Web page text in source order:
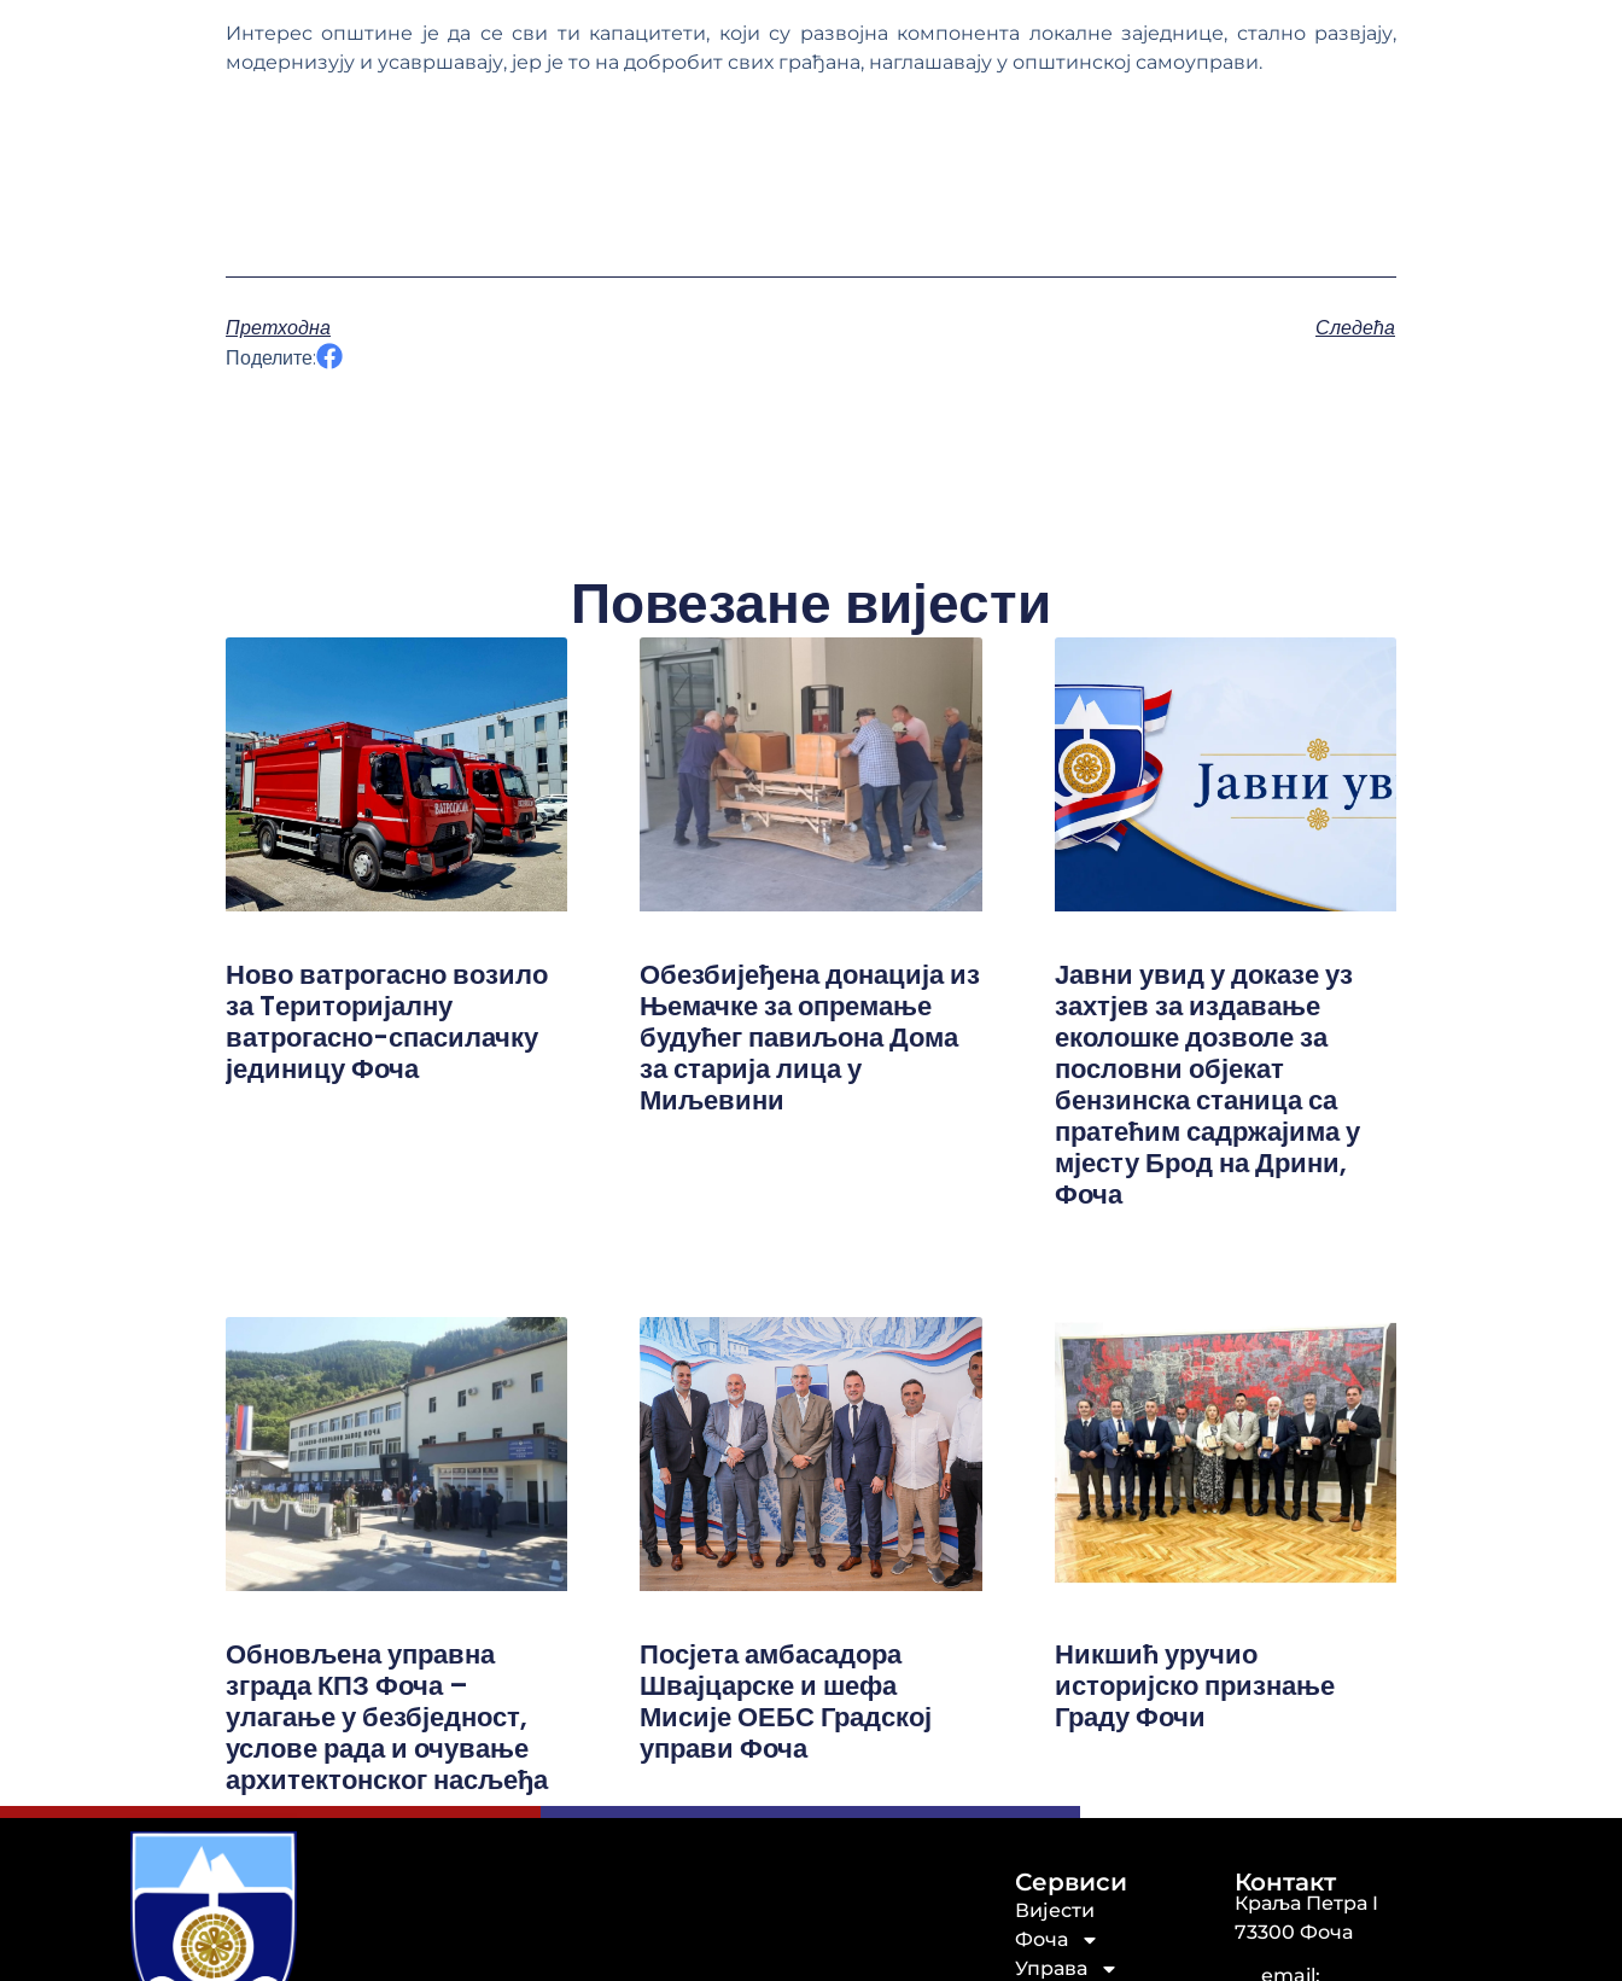
Интерес општине је да се сви ти капацитети, који су развојна компонента локалне заједнице, стално развјају,
модернизују и усавршавају, јер је то на добробит свих грађана, наглашавају у општинској самоуправи.
Претходна
Следећа
Поделите:
Повезане вијести
Ново ватрогасно возило
за Tериторијалну
ватрогасно-спасилачку
јединицу Фоча
Обезбијеђена донација из
Њемачке за опремање
будућег павиљона Дома
за старија лица у
Миљевини
Јавни увид у доказе уз
захтјев за издавање
еколошке дозволе за
пословни објекат
бензинска станица са
пратећим садржајима у
мјесту Брод на Дрини,
Фоча
Обновљена управна
зграда КПЗ Фоча –
улагање у безбједност,
услове рада и очување
архитектонског насљеђа
Посјета амбасадора
Швајцарске и шефа
Мисије ОЕБС Градској
управи Фоча
Никшић уручио
историјско признање
Граду Фочи
Сервиси
Вијести
Фоча
Управа
Контакт
Краља Петра I
73300 Фоча
email: